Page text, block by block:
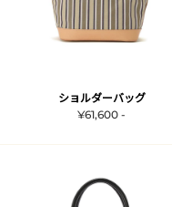
ショルダーバッグ
¥61,600 -